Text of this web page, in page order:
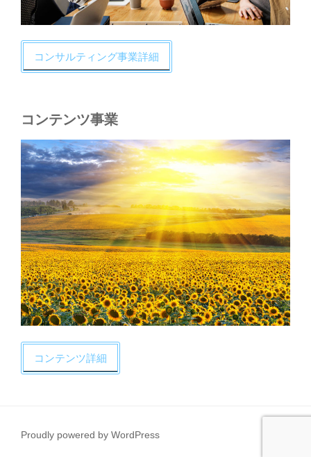
コンサルティング事業詳細
コンテンツ事業
コンテンツ詳細
Proudly powered by WordPress